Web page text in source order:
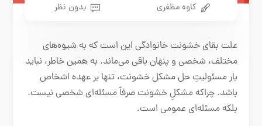
کاوه مظفری بدون نظر
علت بقای خشونت خانوادگی این است که به شیوه‌های
مختلف، شخصی و پنهان باقی می‌ماند. به همین خاطر، نباید
بار مسئولیتِ حل مشکل خشونت، تنها بر عهده اشخاص
باشد. چراکه مشکلِ خشونت صرفاً مسئله‌ای شخصی نیست.
بلکه مسئله‌ای عمومی است.